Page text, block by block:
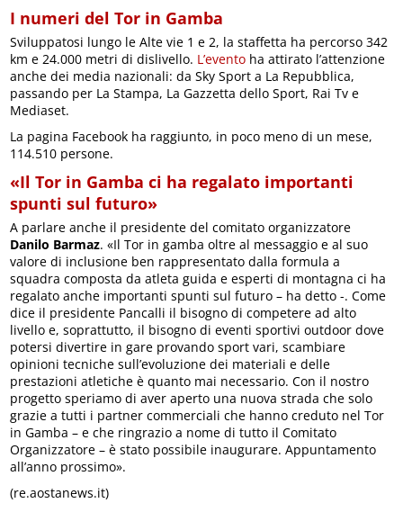
I numeri del Tor in Gamba
Sviluppatosi lungo le Alte vie 1 e 2, la staffetta ha percorso 342
km e 24.000 metri di dislivello. L’evento ha attirato l’attenzione
anche dei media nazionali: da Sky Sport a La Repubblica,
passando per La Stampa, La Gazzetta dello Sport, Rai Tv e
Mediaset.
La pagina Facebook ha raggiunto, in poco meno di un mese,
114.510 persone.
«Il Tor in Gamba ci ha regalato importanti
spunti sul futuro»
A parlare anche il presidente del comitato organizzatore
Danilo Barmaz. «Il Tor in gamba oltre al messaggio e al suo
valore di inclusione ben rappresentato dalla formula a
squadra composta da atleta guida e esperti di montagna ci ha
regalato anche importanti spunti sul futuro – ha detto -. Come
dice il presidente Pancalli il bisogno di competere ad alto
livello e, soprattutto, il bisogno di eventi sportivi outdoor dove
potersi divertire in gare provando sport vari, scambiare
opinioni tecniche sull’evoluzione dei materiali e delle
prestazioni atletiche è quanto mai necessario. Con il nostro
progetto speriamo di aver aperto una nuova strada che solo
grazie a tutti i partner commerciali che hanno creduto nel Tor
in Gamba – e che ringrazio a nome di tutto il Comitato
Organizzatore – è stato possibile inaugurare. Appuntamento
all’anno prossimo».
(re.aostanews.it)